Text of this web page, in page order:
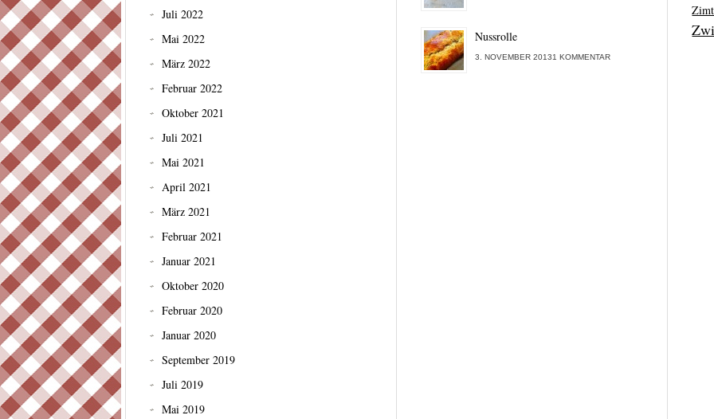
Juli 2022
Mai 2022
März 2022
Februar 2022
Oktober 2021
Juli 2021
Mai 2021
April 2021
März 2021
Februar 2021
Januar 2021
Oktober 2020
Februar 2020
Januar 2020
September 2019
Juli 2019
Mai 2019
Nussrolle
3. NOVEMBER 20131 KOMMENTAR
Zimt